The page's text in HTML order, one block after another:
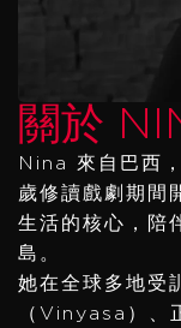
關於
Nina 來自巴西
歲修讀戲劇期間
生活的核心，陪
島。
她在全球多地受
（Vinyasa）、